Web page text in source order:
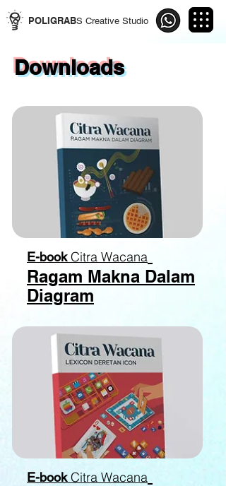
POLIGRABS Creative Studio
Downloads
E-book Citra Wacana
Ragam Makna Dalam
Diagram
E-book Citra Wacana